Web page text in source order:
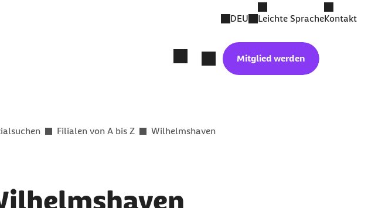
DEU Leichte SpracheKontakt
Mitglied werden
Filialen von A bis Z Wilhelmshaven